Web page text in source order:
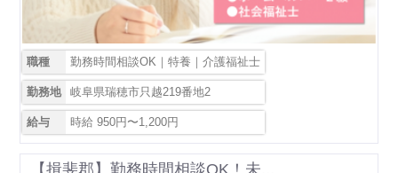
職種 勤務時間相談OK｜特養｜介護福祉士
勤務地 岐阜県瑞穂市只越219番地2
給与 時給 950円〜1,200円
【揖斐郡】勤務時間相談OK！未...